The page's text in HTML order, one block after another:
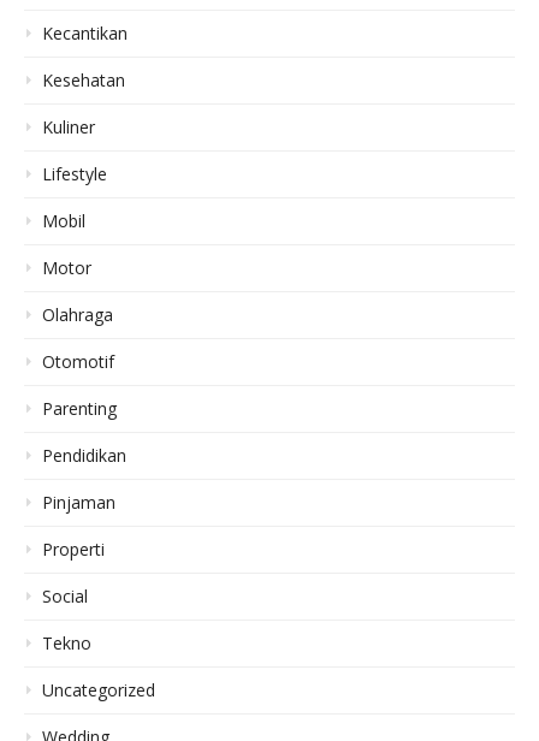
Kecantikan
Kesehatan
Kuliner
Lifestyle
Mobil
Motor
Olahraga
Otomotif
Parenting
Pendidikan
Pinjaman
Properti
Social
Tekno
Uncategorized
Wedding